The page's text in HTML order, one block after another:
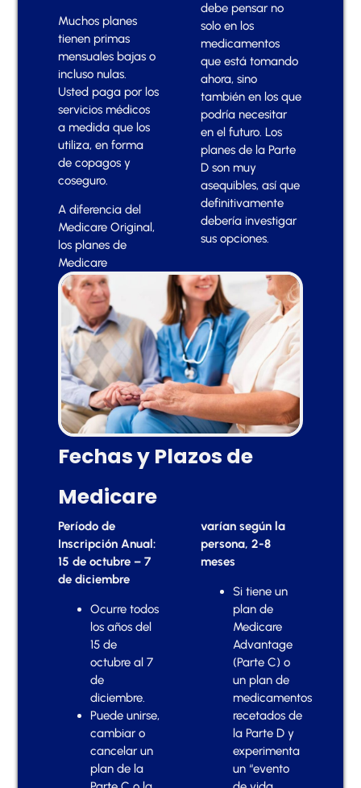
Muchos planes
tienen primas
mensuales bajas o
incluso nulas.
Usted paga por los
servicios médicos
a medida que los
utiliza, en forma
de copagos y
coseguro.
A diferencia del
Medicare Original,
los planes de
Medicare
debe pensar no
solo en los
medicamentos
que está tomando
ahora, sino
también en los que
podría necesitar
en el futuro. Los
planes de la Parte
D son muy
asequibles, así que
definitivamente
debería investigar
sus opciones.
Fechas y Plazos de
Medicare
Período de
Inscripción Anual:
15 de octubre – 7
de diciembre
Ocurre todos
los años del
15 de
octubre al 7
de
diciembre.
Puede unirse,
cambiar o
cancelar un
plan de la
varían según la
persona, 2-8
meses
Si tiene un
plan de
Medicare
Advantage
(Parte C) o
un plan de
medicamentos
recetados de
la Parte D y
experimenta
un “evento